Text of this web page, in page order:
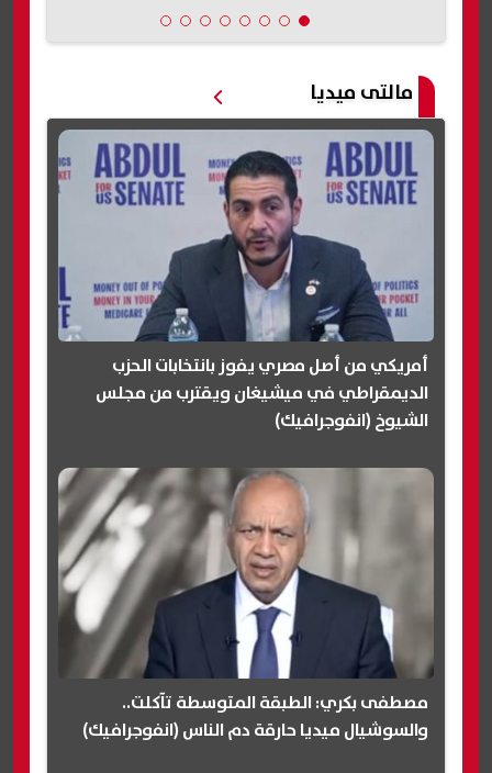
مالتى ميديا
أمريكي من أصل مصري يفوز بانتخابات الحزب
الديمقراطي في ميشيغان ويقترب من مجلس
الشيوخ (انفوجرافيك)
مصطفى بكري: الطبقة المتوسطة تآكلت..
والسوشيال ميديا حارقة دم الناس (انفوجرافيك)